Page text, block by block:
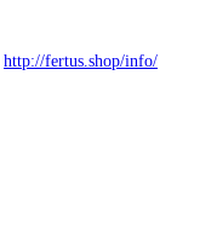
http://fertus.shop/info/